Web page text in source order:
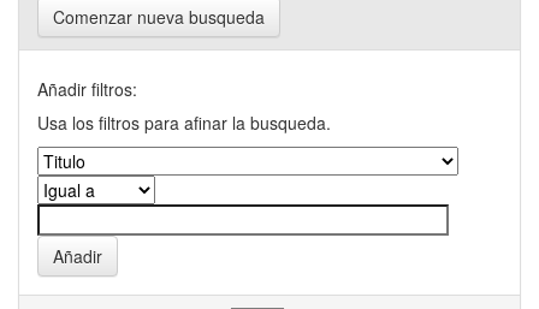
Comenzar nueva busqueda
Añadir filtros:
Usa los filtros para afinar la busqueda.